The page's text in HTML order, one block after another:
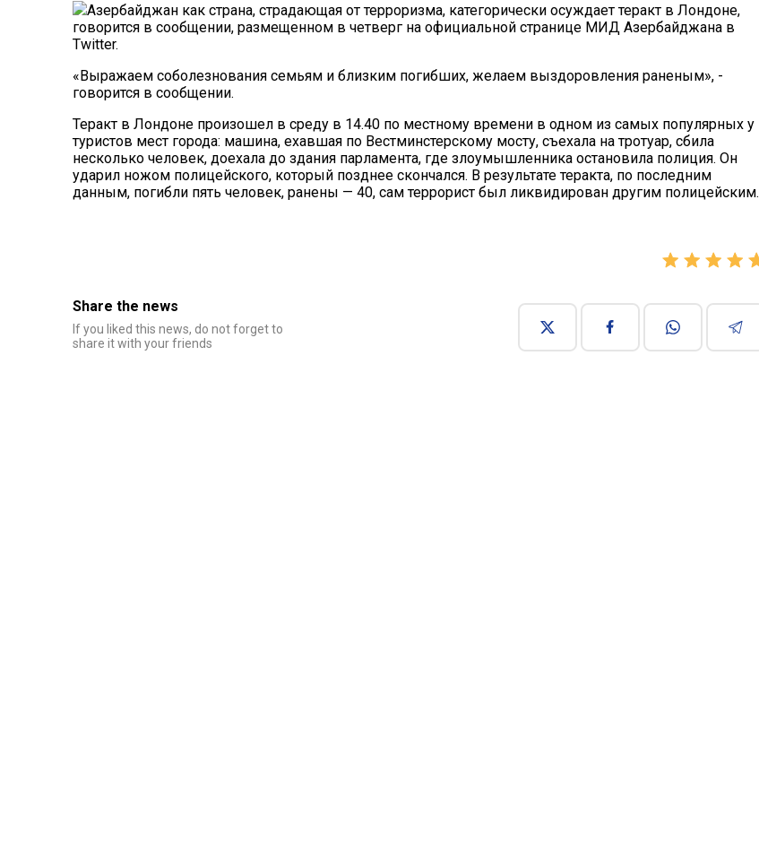
Азербайджан как страна, страдающая от терроризма, категорически осуждает теракт в Лондоне,
говорится в сообщении, размещенном в четверг на официальной странице МИД Азербайджана в
Twitter.
«Выражаем соболезнования семьям и близким погибших, желаем выздоровления раненым», -
говорится в сообщении.
Теракт в Лондоне произошел в среду в 14.40 по местному времени в одном из самых популярных у
туристов мест города: машина, ехавшая по Вестминстерскому мосту, съехала на тротуар, сбила
несколько человек, доехала до здания парламента, где злоумышленника остановила полиция. Он
ударил ножом полицейского, который позднее скончался. В результате теракта, по последним
данным, погибли пять человек, ранены — 40, сам террорист был ликвидирован другим полицейским.
Share the news
If you liked this news, do not forget to
share it with your friends